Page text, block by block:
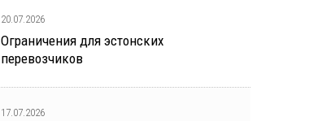
20.07.2026
Ограничения для эстонских
перевозчиков
17.07.2026